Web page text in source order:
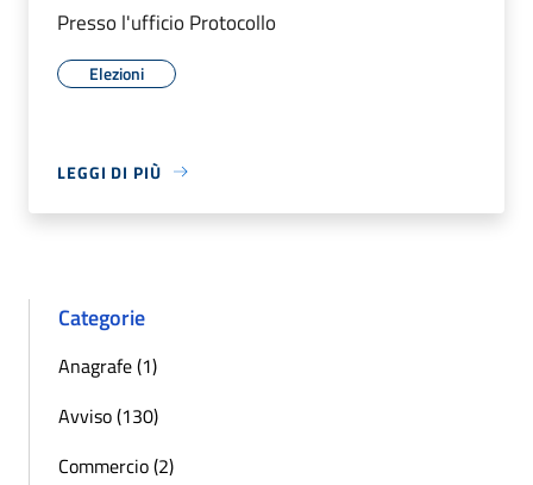
Presso l'ufficio Protocollo
Elezioni
LEGGI DI PIÙ
Categorie
Anagrafe (1)
Avviso (130)
Commercio (2)